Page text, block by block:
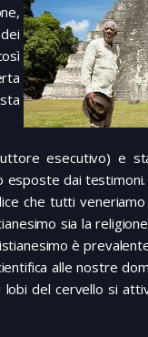
esecutivo) e
dai
che tutti
sia la
è
alle nostre
del cervello si